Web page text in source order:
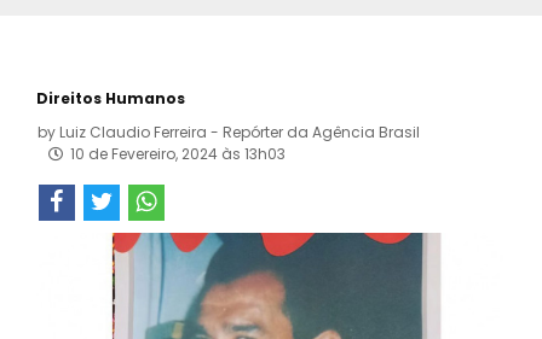
Direitos Humanos
by Luiz Claudio Ferreira - Repórter da Agência Brasil
10 de Fevereiro, 2024 às 13h03